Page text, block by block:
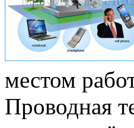
местом
Проводная